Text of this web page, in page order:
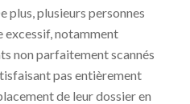
plus, plusieurs personnes
excessif, notamment
non parfaitement scannés
pas entièrement
de leur dossier en